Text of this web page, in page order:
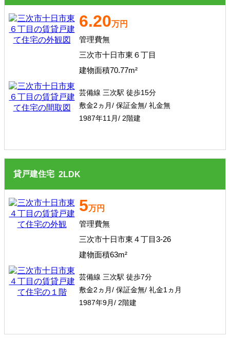
6.20万円
管理費無
三次市十日市東６丁目
建物面積70.77m²
芸備線 三次駅 徒歩15分
敷金2ヵ月/ 保証金無/ 礼金無
1987年11月/ 2階建
貸戸建住宅 2LDK
5万円
管理費無
三次市十日市東４丁目3-26
建物面積63m²
芸備線 三次駅 徒歩7分
敷金2ヵ月/ 保証金無/ 礼金1ヵ月
1987年9月/ 2階建